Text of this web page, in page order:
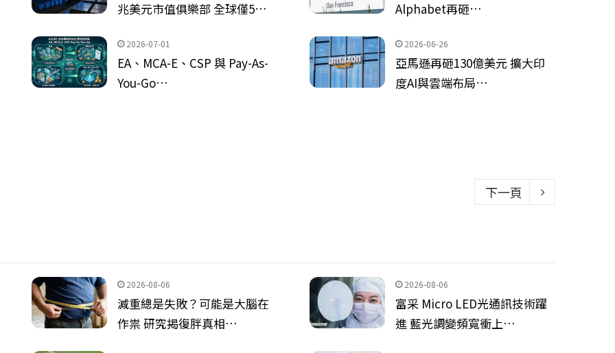
兆美元市值俱樂部 全球僅5…
Alphabet再砸…
2026-07-01
EA、MCA-E、CSP 與 Pay-As-
You-Go…
2026-06-26
亞馬遜再砸130億美元 擴大印
度AI與雲端布局…
下一頁
2026-08-06
減重總是失敗？可能是大腦在
作祟 研究揭復胖真相…
2026-08-06
富采 Micro LED光通訊技術躍
進 藍光調變頻寬衝上…